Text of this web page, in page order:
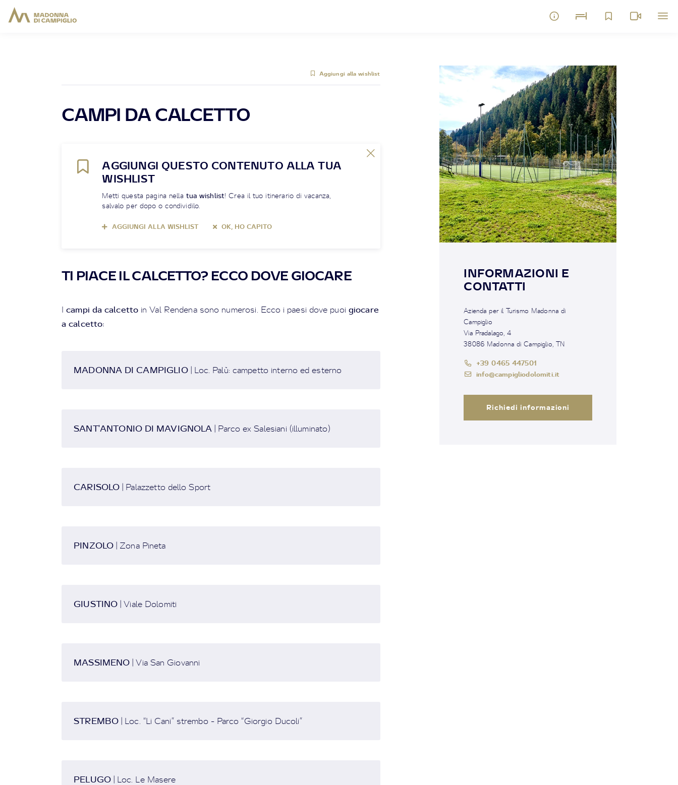
Aggiungi alla wishlist
CAMPI DA CALCETTO
AGGIUNGI QUESTO CONTENUTO ALLA TUA
WISHLIST
Metti questa pagina nella tua wishlist! Crea il tuo itinerario di vacanza,
salvalo per dopo o condividilo.
AGGIUNGI ALLA WISHLIST OK, HO CAPITO
TI PIACE IL CALCETTO? ECCO DOVE GIOCARE
Icampi da calcetto in Val Rendena sono numerosi. Ecco i paesi dove puoi giocare
a calcetto:
MADONNA DI CAMPIGLIO| Loc. Palù: campetto interno ed esterno
SANT'ANTONIO DI MAVIGNOLA | Parco ex Salesiani (illuminato)
CARISOLO | Palazzetto dello Sport
PINZOLO | Zona Pineta
GIUSTINO | Viale Dolomiti
MASSIMENO | Via San Giovanni
STREMBO | Loc. “Li Cani” strembo - Parco “Giorgio Ducoli”
PELUGO | Loc. Le Masere
INFORMAZIONI E
CONTATTI
Azienda per il Turismo Madonna di
Campiglio
Via Pradalago, 4
38086 Madonna di Campiglio, TN
+39 0465 447501
info@campigliodolomiti.it
Richiedi informazioni